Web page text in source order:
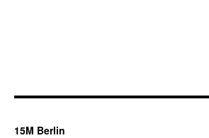
15M Berlin